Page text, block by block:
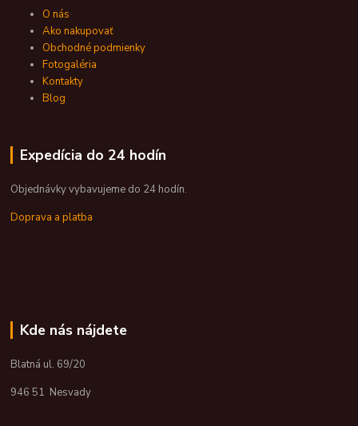
O nás
Ako nakupovať
Obchodné podmienky
Fotogaléria
Kontakty
Blog
Expedícia do 24 hodín
Objednávky vybavujeme do 24 hodín.
Doprava a platba
Kde nás nájdete
Blatná ul. 69/20
946 51 Nesvady